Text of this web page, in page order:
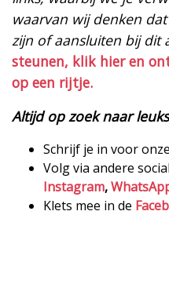
waarvan wij denken
zijn of aansluiten bij dit
steunen, klik hier en
op een rijtje.
Altijd op zoek naar
Schrijf je in voor onze
Volg via andere
Instagram,
Klets mee in de